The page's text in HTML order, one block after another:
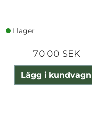
I lager
70,00 SEK
Lägg i kundvagn